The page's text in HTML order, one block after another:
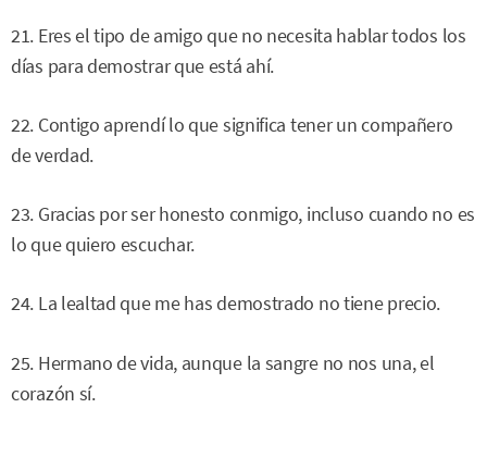
21. Eres el tipo de amigo que no necesita hablar todos los
días para demostrar que está ahí.
22. Contigo aprendí lo que significa tener un compañero
de verdad.
23. Gracias por ser honesto conmigo, incluso cuando no es
lo que quiero escuchar.
24. La lealtad que me has demostrado no tiene precio.
25. Hermano de vida, aunque la sangre no nos una, el
corazón sí.